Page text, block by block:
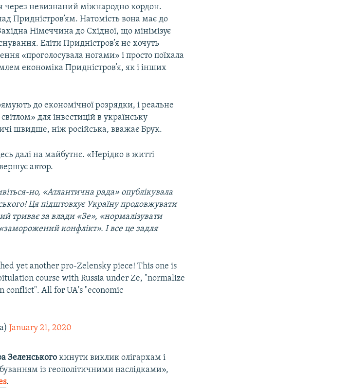
через невизнаний міжнародно кордон.
Придністров’ям. Натомість вона має до
Німеччина до Східної, що мінімізує
Еліти Придністров’я не хочуть
«проголосувала ногами» і просто поїхала
економіка Придністров’я, як і інших
до економічної розрядки, і реальне
для інвестицій в українську
швидше, ніж російська, вважає Брук.
далі на майбутнє. «Нерідко в житті
автор.
но, «Атлантична рада» опублікувала
Ця підштовхує Україну продовжувати
триває за влади «Зе», «нормалізувати
конфлікт». І все це задля
yet another pro-Zelensky piece! This one is
course with Russia under Ze, "normalize
conflict". All for UA's "economic
January 21, 2020
Зеленського кинути виклик олігархам і
із геополітичними наслідками»,
.